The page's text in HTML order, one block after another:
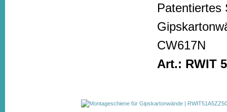
Patentiertes
CW617N
Art.: RWIT